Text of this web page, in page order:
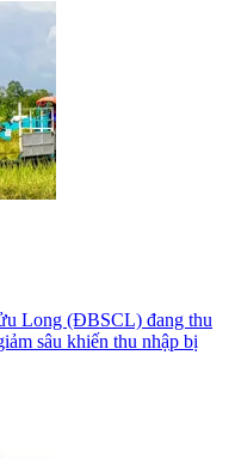
Long (ĐBSCL) đang thu
sâu khiến thu nhập bị